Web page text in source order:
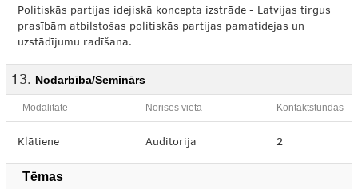
Politiskās partijas idejiskā koncepta izstrāde - Latvijas tirgus
prasībām atbilstošas politiskās partijas pamatidejas un
uzstādījumu radīšana.
Nodarbība/Seminārs
Modalitāte Norises vieta Kontaktstundas
Klātiene Auditorija 2
Tēmas